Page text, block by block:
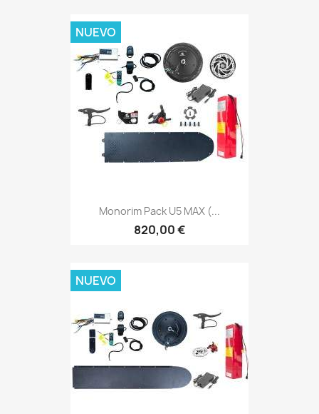
Monorim Pack U5 MAX (...
820,00 €
NUEVO
NUEVO